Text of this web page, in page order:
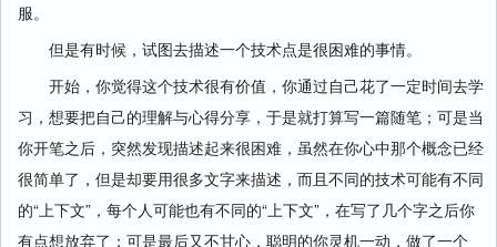
服。
但是有时候，试图去描述一个技术点是很困难的事情。
开始，你觉得这个技术很有价值，你通过自己花了一定时间去学
习，想要把自己的理解与心得分享，于是就打算写一篇随笔；可是当
你开笔之后，突然发现描述起来很困难，虽然在你心中那个概念已经
很简单了，但是却要用很多文字来描述，而且不同的技术可能有不同
的“上下文”，每个人可能也有不同的“上下文”，在写了几个字之后你
有点想放弃了；可是最后又不甘心，聪明的你灵机一动，做了一个